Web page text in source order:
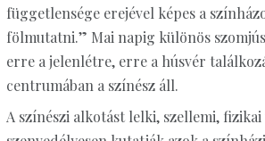
függetlensége erejével képes a
fölmutatni.” Mai napig különös
erre a jelenlétre, erre a húsvér
centrumában a színész áll.
A színészi alkotást lelki, szellemi, fizikai